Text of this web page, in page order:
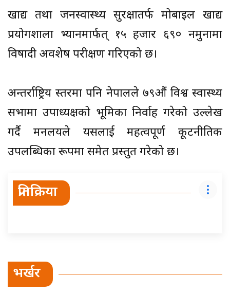
खाद्य तथा जनस्वास्थ्य सुरक्षातर्फ मोबाइल खाद्य
प्रयोगशाला भ्यानमार्फत् १५ हजार ६९० नमुनामा
विषादी अवशेष परीक्षण गरिएको छ।
अन्तर्राष्ट्रिय स्तरमा पनि नेपालले ७९औं विश्व स्वास्थ्य
सभामा उपाध्यक्षको भूमिका निर्वाह गरेको उल्लेख
गर्दै मन्त्रालयले यसलाई महत्वपूर्ण कूटनीतिक
उपलब्धिका रूपमा समेत प्रस्तुत गरेको छ।
प्रतिक्रिया
भर्खर